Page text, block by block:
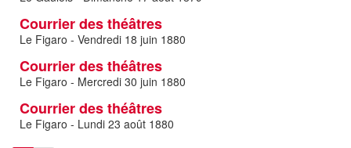
Courrier des théâtres
Le Figaro - Vendredi 18 juin 1880
Courrier des théâtres
Le Figaro - Mercredi 30 juin 1880
Courrier des théâtres
Le Figaro - Lundi 23 août 1880